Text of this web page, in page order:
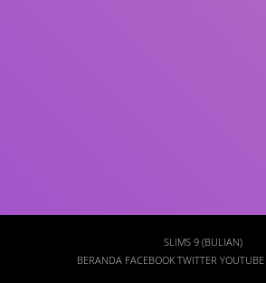
SLIMS 9 (BULIAN)
BERANDA FACEBOOK TWITTER YOUTUBE